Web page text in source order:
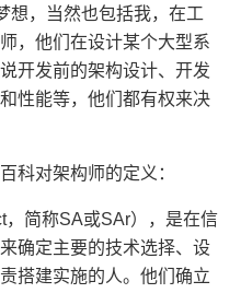
想，当然也包括我，在工
，他们在设计某个大型系
开发前的架构设计、开发
性能等，他们都有权来决
科对架构师的定义：
，简称SA或SAr），是在信
确定主要的技术选择、设
搭建实施的人。他们确立